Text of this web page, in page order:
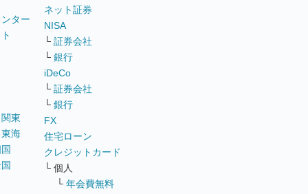
ター
関東
東海
ネット証券
NISA
└ 証券会社
└ 銀行
iDeCo
└ 証券会社
└ 銀行
FX
住宅ローン
クレジットカード
└ 個人
└ 年会費無料